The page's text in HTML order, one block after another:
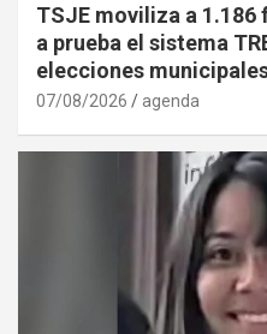
TSJE moviliza a
a prueba el sistema
elecciones
07/08/2026 agenda